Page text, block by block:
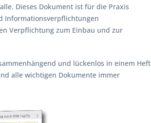
Dieses Dokument ist für die Praxis
Informationsverpflichtungen
Verpflichtung zum Einbau und zur
und lückenlos in einem Heft
alle wichtigen Dokumente immer